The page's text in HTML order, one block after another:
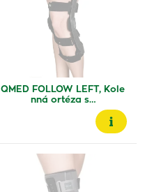
QMED FOLLOW LEFT, Kole
nná ortéza s…